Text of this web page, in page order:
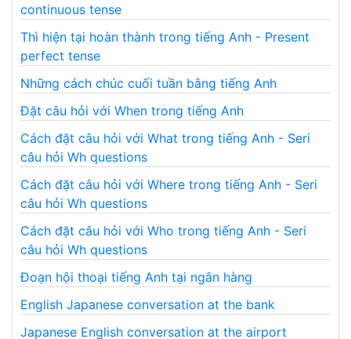
continuous tense
Thì hiện tại hoàn thành trong tiếng Anh - Present
perfect tense
Những cách chúc cuối tuần bằng tiếng Anh
Đặt câu hỏi với When trong tiếng Anh
Cách đặt câu hỏi với What trong tiếng Anh - Seri
câu hỏi Wh questions
Cách đặt câu hỏi với Where trong tiếng Anh - Seri
câu hỏi Wh questions
Cách đặt câu hỏi với Who trong tiếng Anh - Seri
câu hỏi Wh questions
Đoạn hội thoại tiếng Anh tại ngân hàng
English Japanese conversation at the bank
Japanese English conversation at the airport